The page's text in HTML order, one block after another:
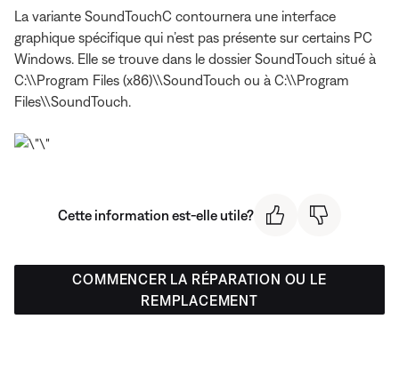
La variante SoundTouchC contournera une interface
graphique spécifique qui n’est pas présente sur certains PC
Windows. Elle se trouve dans le dossier SoundTouch situé à
C:\\Program Files (x86)\\SoundTouch ou à C:\\Program
Files\\SoundTouch.
Cette information est-elle utile?
COMMENCER LA RÉPARATION OU LE
REMPLACEMENT